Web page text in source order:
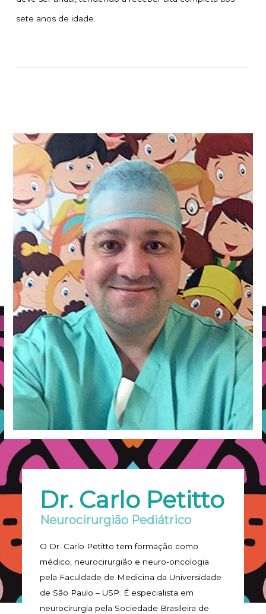
sete anos de idade.
Dr. Carlo Petitto
Neurocirurgião Pediátrico
O Dr. Carlo Petitto tem formação como
médico, neurocirurgião e neuro-oncologia
pela Faculdade de Medicina da Universidade
de São Paulo – USP. É especialista em
neurocirurgia pela Sociedade Brasileira de